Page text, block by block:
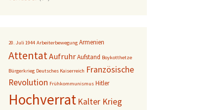
20. Juli 1944 Arbeiterbewegung Armenien
AttentatAufruhrAufstand Boykotthetze
Bürgerkrieg Deutsches Kaiserreich Französische
Revolution Frühkommunismus Hitler
Hochverrat Kalter Krieg